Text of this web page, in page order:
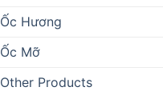
Ốc Hương
Ốc Mỡ
Other Products